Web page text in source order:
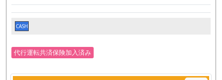
CASH
代行運転共済保険加入済み